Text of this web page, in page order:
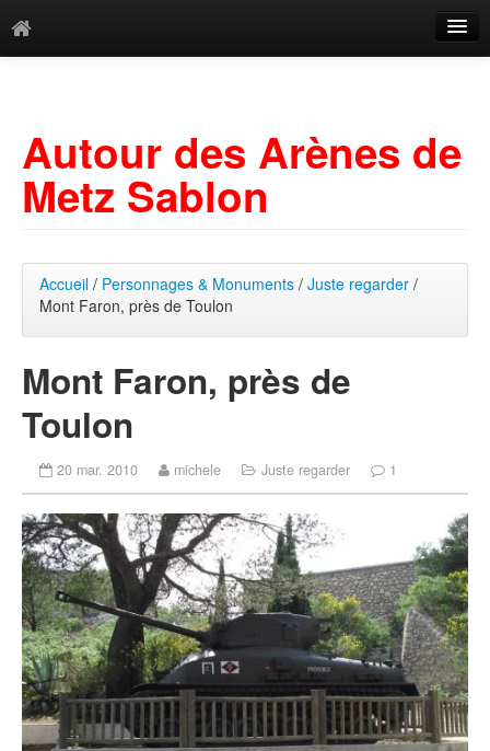
Mots-clés
Autour des Arènes de
Metz Sablon
Accueil / Personnages & Monuments / Juste regarder /
Mont Faron, près de Toulon
Mont Faron, près de
Toulon
20 mar. 2010 michele Juste regarder 1